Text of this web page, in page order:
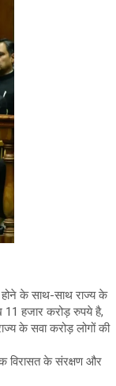
होने के साथ-साथ राज्य के
11 हजार करोड़ रुपये है,
के सवा करोड़ लोगों की
विरासत के संरक्षण और